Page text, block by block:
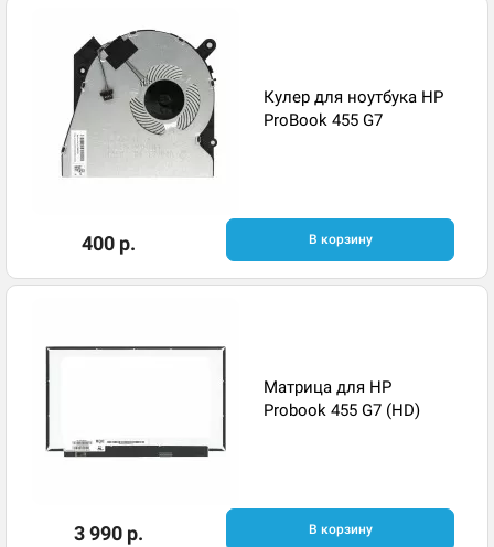
Кулер для ноутбука HP
ProBook 455 G7
400 р. В корзину
Матрица для HP
Probook 455 G7 (HD)
3 990 р. В корзину